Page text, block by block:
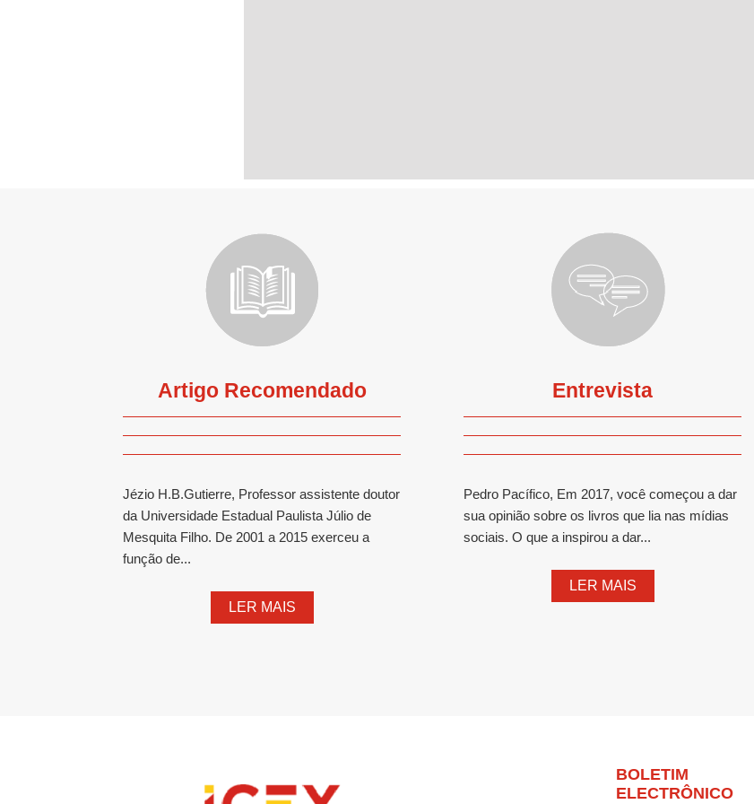
Artigo Recomendado
Jézio H.B.Gutierre, Professor assistente doutor
da Universidade Estadual Paulista Júlio de
Mesquita Filho. De 2001 a 2015 exerceu a
função de...
LER MAIS
Entrevista
Pedro Pacífico, Em 2017, você começou a dar
sua opinião sobre os livros que lia nas mídias
sociais. O que a inspirou a dar...
LER MAIS
BOLETIM
ELECTRÔNICO